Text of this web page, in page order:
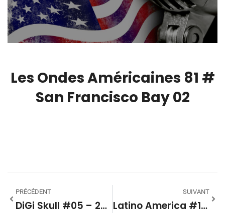
Les Ondes Américaines 81 #
San Francisco Bay 02
PRÉCÉDENT
DiGi Skull #05 – 2025-2026
SUIVANT
Latino America #17 Cuisine Et Spécialités